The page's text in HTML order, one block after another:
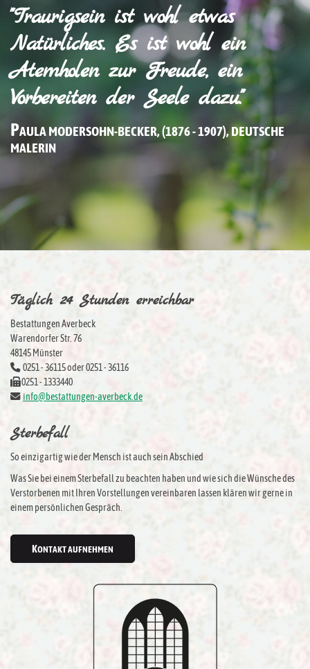
"Traurigsein ist wohl etwas
Natürliches. Es ist wohl ein
Atemholen zur Freude, ein
Vorbereiten der Seele dazu."
PAULA MODERSOHN-BECKER, (1876 - 1907), DEUTSCHE
MALERIN
Täglich 24 Stunden erreichbar
Bestattungen Averbeck
Warendorfer Str. 76
48145 Münster
0251 - 36115 oder 0251 - 36116
0251 - 1333440
info@bestattungen-averbeck.de
Sterbefall
So einzigartig wie der Mensch ist auch sein Abschied
Was Sie bei einem Sterbefall zu beachten haben und wie sich die Wünsche des
Verstorbenen mit Ihren Vorstellungen vereinbaren lassen klären wir gerne in
einem persönlichen Gespräch.
KONTAKT AUFNEHMEN